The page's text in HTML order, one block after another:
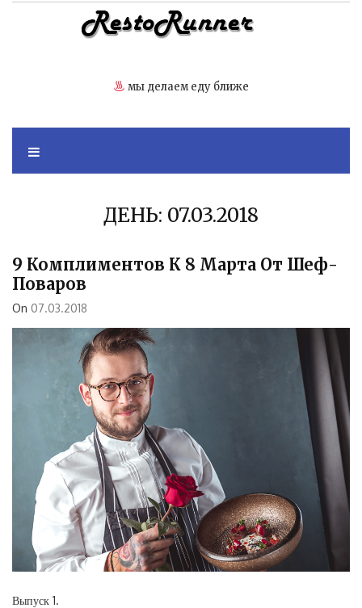
мы делаем еду ближе
ДЕНЬ: 07.03.2018
9 Комплиментов К 8 Марта От Шеф-
Поваров
On 07.03.2018
Выпуск 1.